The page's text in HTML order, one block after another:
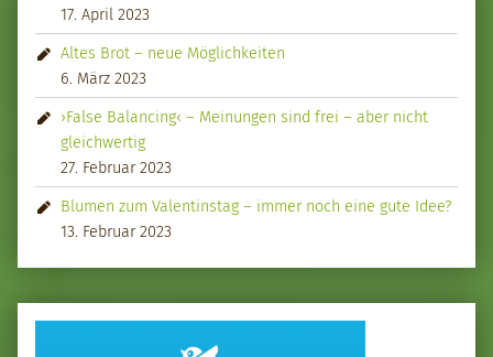
17. April 2023
Altes Brot – neue Möglichkeiten
6. März 2023
›False Balancing‹ – Meinungen sind frei – aber nicht
gleichwertig
27. Februar 2023
Blumen zum Valentinstag – immer noch eine gute Idee?
13. Februar 2023